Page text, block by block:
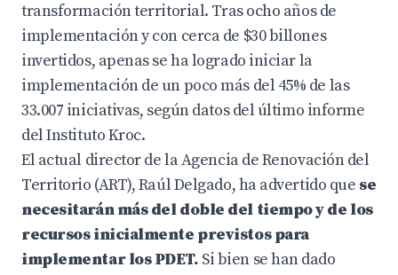
transformación territorial. Tras ocho años de
implementación y con cerca de $30 billones
invertidos, apenas se ha logrado iniciar la
implementación de un poco más del 45% de las
33.007 iniciativas, según datos del último informe
del Instituto Kroc.
El actual director de la Agencia de Renovación del
Territorio (ART), Raúl Delgado, ha advertido que se
necesitarán más del doble del tiempo y de los
recursos inicialmente previstos para
implementar los PDET. Si bien se han dado